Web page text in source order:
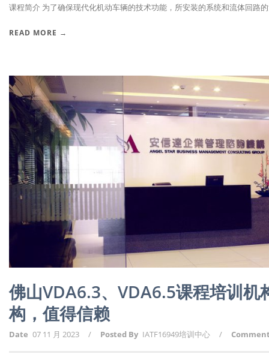
课程简介 为了确保现代化机动车辆的技术功能，所安装的系统和流体回路
READ MORE →
佛山VDA6.3、VDA6.5课程培训
构，值得信赖
Date 07 11 月 2023 / Posted By IATF16949培训中心 /